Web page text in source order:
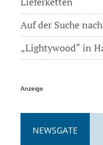
Auf der Suche
„Lightywood“ in
Anzeige
NEWSGATE